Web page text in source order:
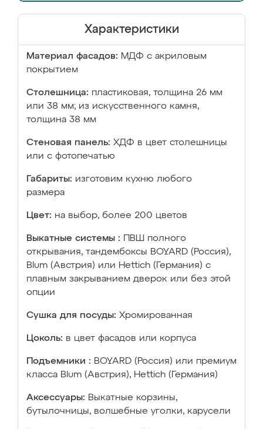
Характеристики
Материал фасадов: МДФ с акриловым
покрытием
Столешница: пластиковая, толщина 26 мм
или 38 мм; из искусственного камня,
толщина 38 мм
Стеновая панель: ХДФ в цвет столешницы
или с фотопечатью
Габариты: изготовим кухню любого
размера
Цвет: на выбор, более 200 цветов
Выкатные системы :
ПВШ полного
открывания, тандембоксы BOYARD (Россия),
Blum (Австрия) или Hettich (Германия) с
плавным закрыванием дверок или без этой
опции
Сушка для посуды: Хромированная
Цоколь: в цвет фасадов или корпуса
Подъемники : BOYARD (Россия) или премиум
класса Blum (Австрия), Hettich (Германия)
Аксессуары: Выкатные корзины,
бутылочницы, волшебные уголки, карусели